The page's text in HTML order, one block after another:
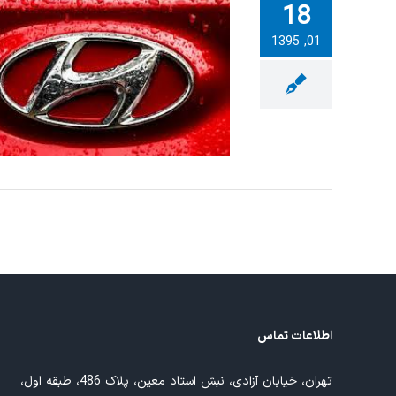
18
01, 1395
کاربرد نرم افزار
اطلاعات تماس
تهران، خیابان آزادی، نبش استاد معین، پلاک 486، طبقه اول،